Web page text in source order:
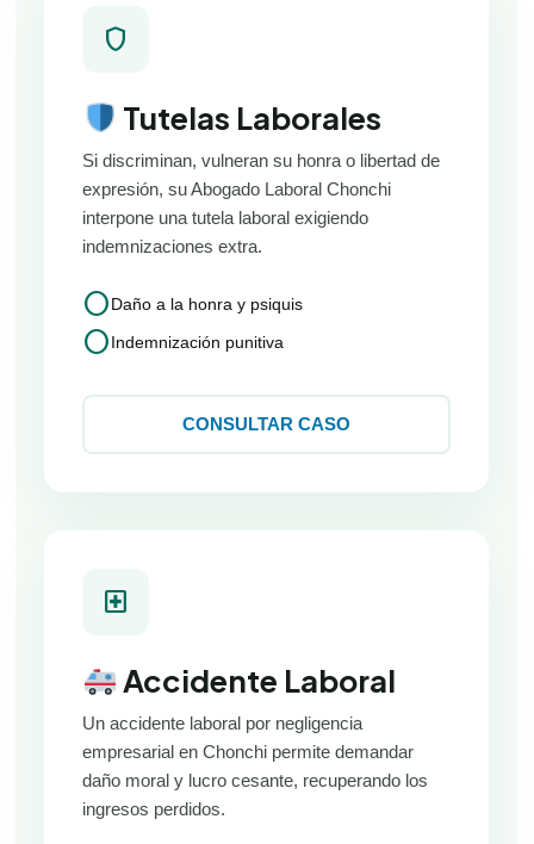
shield
Tutelas Laborales
Si discriminan, vulneran su honra o libertad de
expresión, su Abogado Laboral Chonchi
interpone una tutela laboral exigiendo
indemnizaciones extra.
circleDaño a la honra y psiquis
circleIndemnización punitiva
CONSULTAR CASO
local_hospital
Accidente Laboral
Un accidente laboral por negligencia
empresarial en Chonchi permite demandar
daño moral y lucro cesante, recuperando los
ingresos perdidos.